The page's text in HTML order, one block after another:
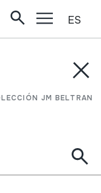
JM BELTRAN
ES
JM BELTRAN